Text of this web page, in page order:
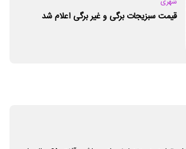
قیمت سبزیجات برگی و غیر برگی اعلام شد